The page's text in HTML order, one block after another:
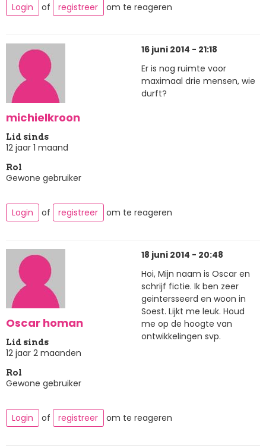
Login of registreer om te reageren
michielkroon
Lid sinds
12 jaar 1 maand
Rol
Gewone gebruiker
16 juni 2014 - 21:18
Er is nog ruimte voor
maximaal drie mensen, wie
durft?
Login of registreer om te reageren
Oscar homan
Lid sinds
12 jaar 2 maanden
Rol
Gewone gebruiker
18 juni 2014 - 20:48
Hoi, Mijn naam is Oscar en
schrijf fictie. Ik ben zeer
geintersseerd en woon in
Soest. Lijkt me leuk. Houd
me op de hoogte van
ontwikkelingen svp.
Login of registreer om te reageren